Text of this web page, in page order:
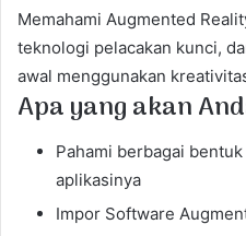
Memahami Augmented
teknologi pelacakan kunci,
awal menggunakan
Apa yang akan
Pahami berbagai
aplikasinya
Impor Software